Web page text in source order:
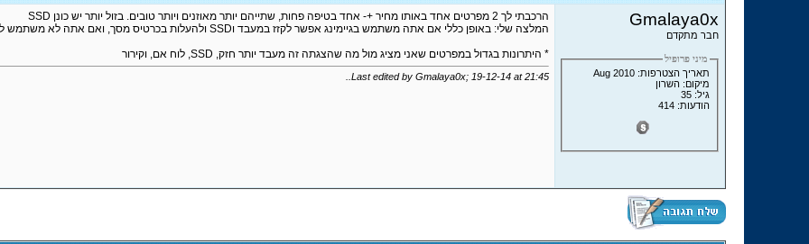
Gmalaya0x
חבר מתקדם
מיני פרופיל
תאריך הצטרפות: Aug 2010
מיקום: השרון
גיל: 35
הודעות: 414
הרכבתי לך 2 מפרטים אחד באותו מחיר +- אחד בטיפה פחות, שתייהם יותר מאוזנים ויותר טובים. בזול יותר יש כונן SSD
המלצה שלי: באופן כללי אם אתה משתמש בגיימינג אפשר לקזז במעבד וSSD ולהעלות בכרטיס מסך, ואם אתה לא משתמש לגיימינג אפשר להוריד בכרטיס מסך ולהעלות ב SSD והמעבד
* היתרונות בגדול במפרטים שאני מציג מול מה שהצגתה זה מעבד יותר חזק, SSD, לוח אם, וקירור
Last edited by Gmalaya0x; 19-12-14 at21:45